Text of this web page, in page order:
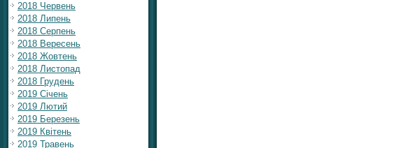
2018 Червень
2018 Липень
2018 Серпень
2018 Вересень
2018 Жовтень
2018 Листопад
2018 Грудень
2019 Січень
2019 Лютий
2019 Березень
2019 Квітень
2019 Травень